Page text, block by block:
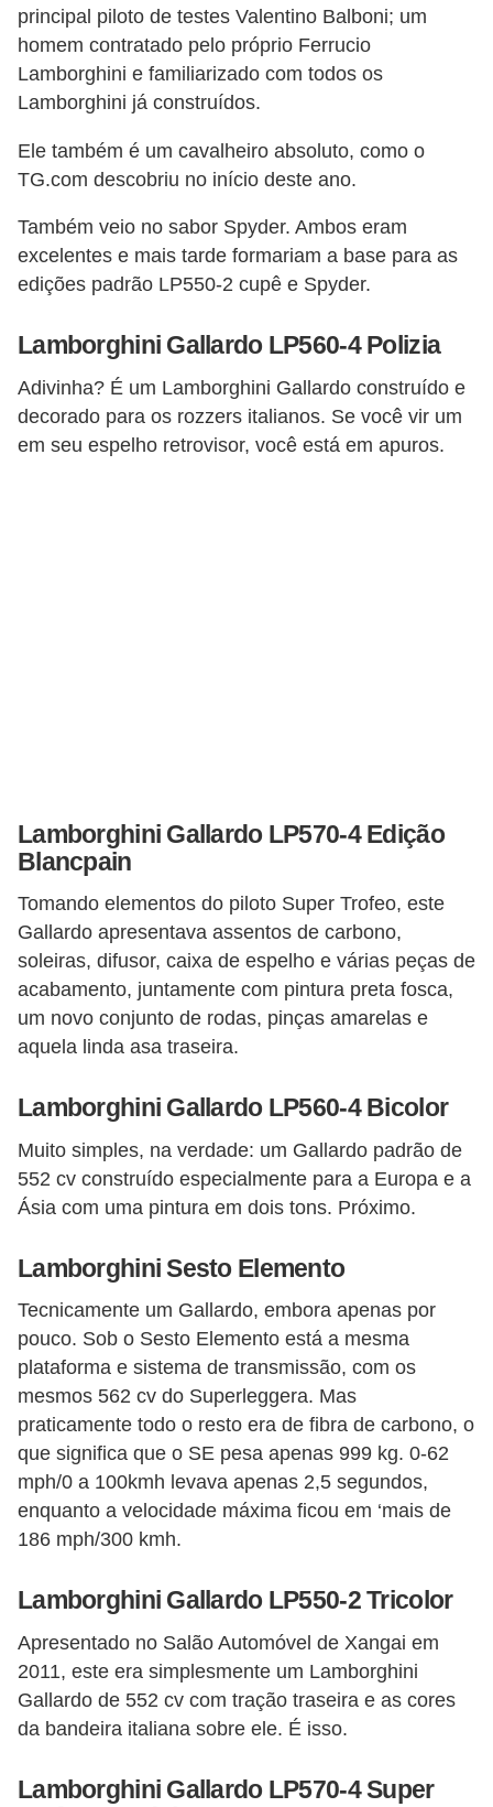
principal piloto de testes Valentino Balboni; um
homem contratado pelo próprio Ferrucio
Lamborghini e familiarizado com todos os
Lamborghini já construídos.
Ele também é um cavalheiro absoluto, como o
TG.com descobriu no início deste ano.
Também veio no sabor Spyder. Ambos eram
excelentes e mais tarde formariam a base para as
edições padrão LP550-2 cupê e Spyder.
Lamborghini Gallardo LP560-4 Polizia
Adivinha? É um Lamborghini Gallardo construído e
decorado para os rozzers italianos. Se você vir um
em seu espelho retrovisor, você está em apuros.
Lamborghini Gallardo LP570-4 Edição
Blancpain
Tomando elementos do piloto Super Trofeo, este
Gallardo apresentava assentos de carbono,
soleiras, difusor, caixa de espelho e várias peças de
acabamento, juntamente com pintura preta fosca,
um novo conjunto de rodas, pinças amarelas e
aquela linda asa traseira.
Lamborghini Gallardo LP560-4 Bicolor
Muito simples, na verdade: um Gallardo padrão de
552 cv construído especialmente para a Europa e a
Ásia com uma pintura em dois tons. Próximo.
Lamborghini Sesto Elemento
Tecnicamente um Gallardo, embora apenas por
pouco. Sob o Sesto Elemento está a mesma
plataforma e sistema de transmissão, com os
mesmos 562 cv do Superleggera. Mas
praticamente todo o resto era de fibra de carbono, o
que significa que o SE pesa apenas 999 kg. 0-62
mph/0 a 100kmh levava apenas 2,5 segundos,
enquanto a velocidade máxima ficou em ‘mais de
186 mph/300 kmh.
Lamborghini Gallardo LP550-2 Tricolor
Apresentado no Salão Automóvel de Xangai em
2011, este era simplesmente um Lamborghini
Gallardo de 552 cv com tração traseira e as cores
da bandeira italiana sobre ele. É isso.
Lamborghini Gallardo LP570-4 Super
i
d
o